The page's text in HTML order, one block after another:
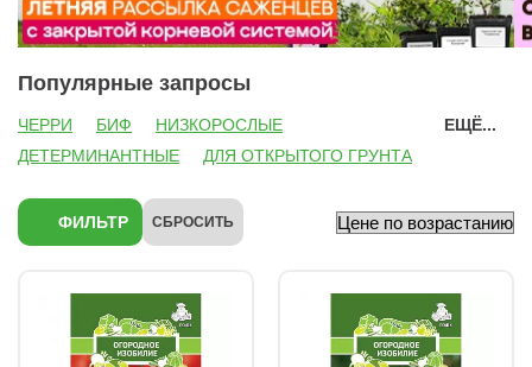
Популярные запросы
ЧЕРРИ БИФ
НИЗКОРОСЛЫЕ
ДЕТЕРМИНАНТНЫЕ
ДЛЯ ОТКРЫТОГО ГРУНТА
РОЗОВЫЕ
БИОТЕХНИКА
УРАЛЬСКИЙ ДАЧНИК
СИБИРСКИЙ САД
АЭЛИТА
САДЫ РОССИИ
ЕЩЁ...
ФИЛЬТР СБРОСИТЬ